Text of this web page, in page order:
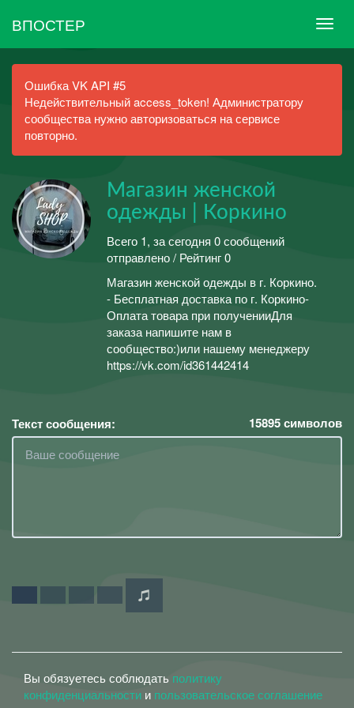
ВПОСТЕР
Ошибка VK API #5
Недействительный access_token! Администратору
сообщества нужно авторизоваться на сервисе
повторно.
Магазин женской
одежды | Коркино
Всего 1, за сегодня 0 сообщений
отправлено / Рейтинг 0
Магазин женской одежды в г. Коркино.
- Бесплатная доставка по г. Коркино-
Оплата товара при полученииДля
заказа напишите нам в
сообщество:)или нашему менеджеру
https://vk.com/id361442414
Текст сообщения: 15895символов
Вы обязуетесь соблюдать политику
конфиденциальности и пользовательское соглашение